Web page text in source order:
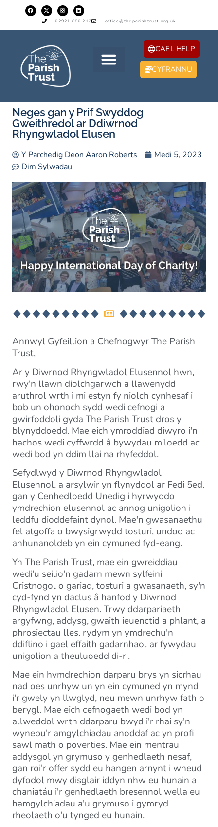
02921 880 212 office@theparishtrust.org.uk
CAEL HELP
CYFRANNU
Neges gan y Prif Swyddog
Gweithredol ar Ddiwrnod
Rhyngwladol Elusen
Y Parchedig Deon Aaron Roberts
Medi 5, 2023
Dim Sylwadau
Annwyl Gyfeillion a Chefnogwyr The Parish
Trust,
Ar y Diwrnod Rhyngwladol Elusennol hwn,
rwy'n llawn diolchgarwch a llawenydd
aruthrol wrth i mi estyn fy niolch cynhesaf i
bob un ohonoch sydd wedi cefnogi a
gwirfoddoli gyda The Parish Trust dros y
blynyddoedd. Mae eich ymroddiad diwyro i'n
hachos wedi cyffwrdd â bywydau miloedd ac
wedi bod yn ddim llai na rhyfeddol.
Sefydlwyd y Diwrnod Rhyngwladol
Elusennol, a arsylwir yn flynyddol ar Fedi 5ed,
gan y Cenhedloedd Unedig i hyrwyddo
ymdrechion elusennol ac annog unigolion i
leddfu dioddefaint dynol. Mae'n gwasanaethu
fel atgoffa o bwysigrwydd tosturi, undod ac
anhunanoldeb yn ein cymuned fyd-eang.
Yn The Parish Trust, mae ein gwreiddiau
wedi'u seilio'n gadarn mewn sylfeini
Cristnogol o gariad, tosturi a gwasanaeth, sy'n
cyd-fynd yn daclus â hanfod y Diwrnod
Rhyngwladol Elusen. Trwy ddarpariaeth
argyfwng, addysg, gwaith ieuenctid a phlant, a
phrosiectau lles, rydym yn ymdrechu'n
ddiflino i gael effaith gadarnhaol ar fywydau
unigolion a theuluoedd di-ri.
Mae ein hymdrechion darparu brys yn sicrhau
nad oes unrhyw un yn ein cymuned yn mynd
i'r gwely yn llwglyd, neu mewn unrhyw fath o
berygl. Mae eich cefnogaeth wedi bod yn
allweddol wrth ddarparu bwyd i'r rhai sy'n
wynebu'r amgylchiadau anoddaf ac yn profi
sawl math o poverties. Mae ein mentrau
addysgol yn grymuso y genhedlaeth nesaf,
gan roi'r offer sydd eu hangen arnynt i wneud
dyfodol mwy disglair iddyn nhw eu hunain a
chaniatáu i'r genhedlaeth bresennol wella eu
hamgylchiadau a'u grymuso i gymryd
rheolaeth o'u tynged eu hunain.